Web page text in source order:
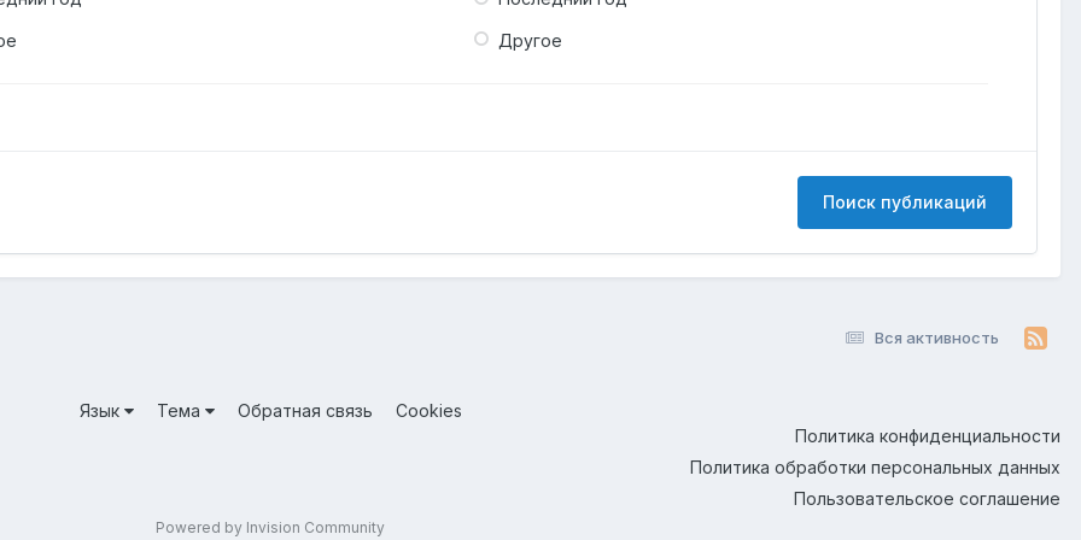
Другое
Поиск публикаций
Вся активность
Язык Тема Обратная связь
Cookies
Политика конфиденциальности
Политика обработки персональных данных
Пользовательское соглашение
Powered by Invision Community